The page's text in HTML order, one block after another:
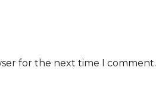
for the next time I comment.